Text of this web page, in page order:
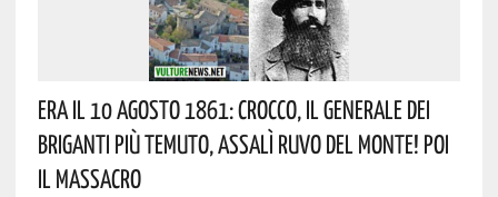
Era Il 10 Agosto 1861: Crocco, Il Generale Dei
Briganti Più Temuto, Assalì Ruvo Del Monte! Poi
Il Massacro